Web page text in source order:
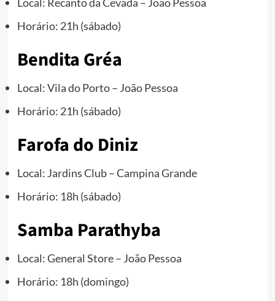
Horário: 21h (sábado)
Bendita Gréa
Local: Vila do Porto – João Pessoa
Horário: 21h (sábado)
Farofa do Diniz
Local: Jardins Club – Campina Grande
Horário: 18h (sábado)
Samba Parathyba
Local: General Store – João Pessoa
Horário: 18h (domingo)